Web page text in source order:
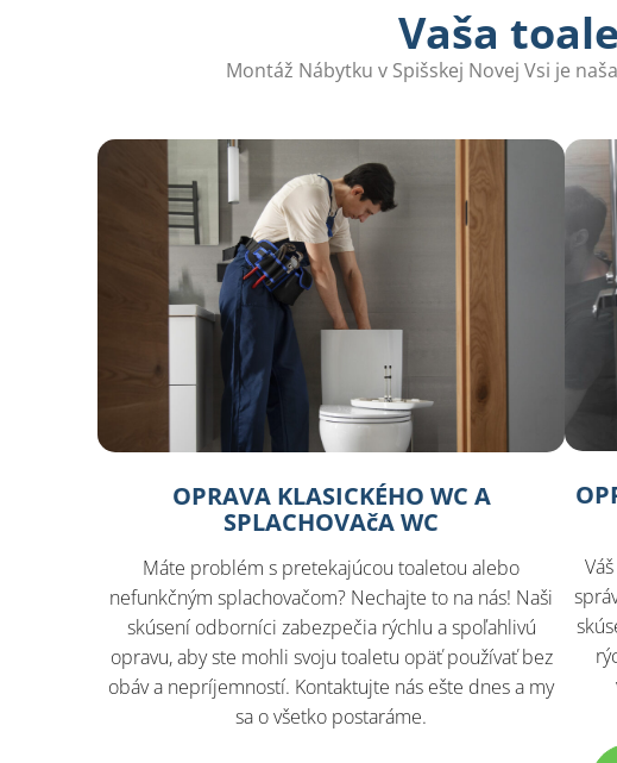
Vaša
Montáž Nábytku v Spišskej Novej Vsi je
OPRAVA KLASICKÉHO WC A
SPLACHOVAčA WC
Máte problém s pretekajúcou toaletou alebo
nefunkčným splachovačom? Nechajte to na nás! Naši
skúsení odborníci zabezpečia rýchlu a spoľahlivú
opravu, aby ste mohli svoju toaletu opäť používať bez
obáv a nepríjemností. Kontaktujte nás ešte dnes a my
sa o všetko postaráme.